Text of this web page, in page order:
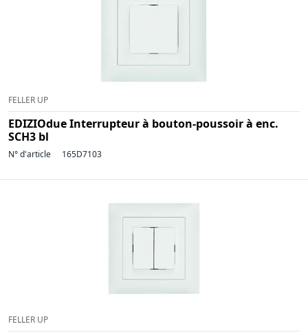
FELLER UP
EDIZIOdue Interrupteur à bouton-poussoir à enc.
SCH3 bl
N° d'article 165D7103
FELLER UP